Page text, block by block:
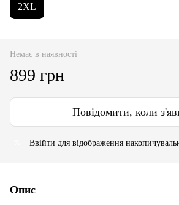
2XL
Немає в наявності
899 грн
Повідомити, коли
Ввійти для відображення
Опис